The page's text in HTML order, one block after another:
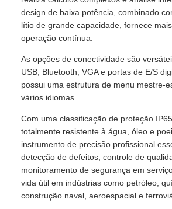
design de baixa potência, combinado
lítio de grande capacidade, fornece
operação contínua.
As opções de conectividade são
USB, Bluetooth, VGA e portas de E/S
possui uma estrutura de menu mestre-
vários idiomas.
Com uma classificação de proteção
totalmente resistente à água, óleo e
instrumento de precisão profissional
detecção de defeitos, controle de
monitoramento de segurança em
vida útil em indústrias como petróleo,
construção naval, aeroespacial e